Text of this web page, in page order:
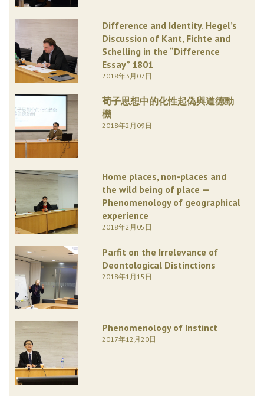
Difference and Identity. Hegel’s
Discussion of Kant, Fichte and
Schelling in the “Difference
Essay” 1801
2018年3月07日
荀子思想中的化性起偽與道德動
機
2018年2月09日
Home places, non-places and
the wild being of place —
Phenomenology of geographical
experience
2018年2月05日
Parfit on the Irrelevance of
Deontological Distinctions
2018年1月15日
Phenomenology of Instinct
2017年12月20日